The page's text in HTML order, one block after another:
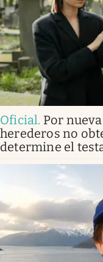
Oficial. Por
herederos no
determine el